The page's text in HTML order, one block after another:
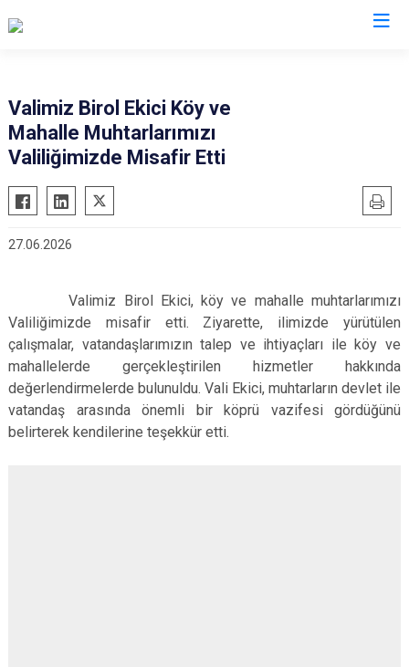
Valimiz Birol Ekici Köy ve
Mahalle Muhtarlarımızı
Valiliğimizde Misafir Etti
27.06.2026
Valimiz Birol Ekici, köy ve mahalle muhtarlarımızı
Valiliğimizde misafir etti. Ziyarette, ilimizde yürütülen
çalışmalar, vatandaşlarımızın talep ve ihtiyaçları ile köy ve
mahallelerde gerçekleştirilen hizmetler hakkında
değerlendirmelerde bulunuldu. Vali Ekici, muhtarların devlet ile
vatandaş arasında önemli bir köprü vazifesi gördüğünü
belirterek kendilerine teşekkür etti.